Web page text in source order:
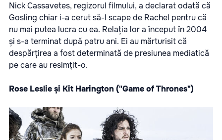
Nick Cassavetes, regizorul filmului, a declarat odată că
Gosling chiar i-a cerut să-l scape de Rachel pentru că
nu mai putea lucra cu ea. Relația lor a început în 2004
și s-a terminat după patru ani. Ei au mărturisit că
despărțirea a fost determinată de presiunea mediatică
pe care au resimțit-o.
Rose Leslie și Kit Harington ("Game of Thrones")